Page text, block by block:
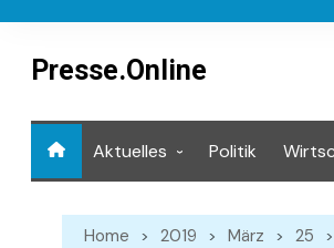
contentPresse.Online
Aktuelles Politik
Home 2019 März 25